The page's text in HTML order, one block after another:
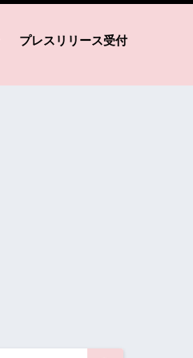
プレスリリース受付